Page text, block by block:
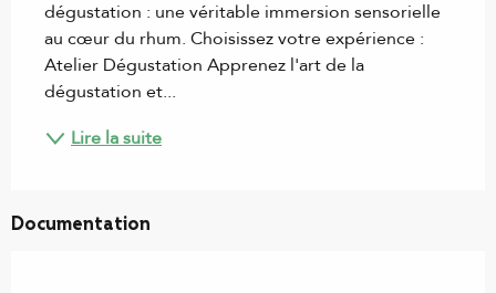
dégustation : une véritable immersion sensorielle
au cœur du rhum. Choisissez votre expérience :
Atelier Dégustation Apprenez l'art de la
dégustation et...
Lire la suite
Documentation